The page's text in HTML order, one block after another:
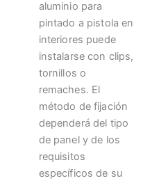
aluminio para
pintado a pistola en
interiores puede
instalarse con clips,
tornillos o
remaches. El
método de fijación
dependerá del tipo
de panel y de los
requisitos
específicos de su